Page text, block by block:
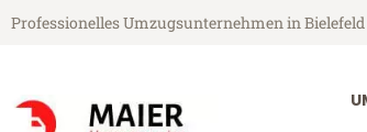
Professionelles Umzugsunternehmen in Bielefeld